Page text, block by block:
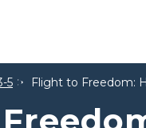
5 Flight to Freedom: